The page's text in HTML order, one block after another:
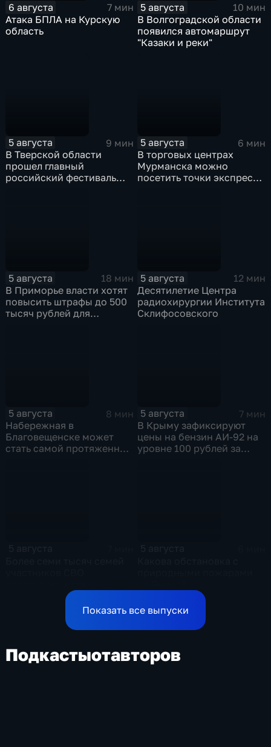
6 августа
7 мин
Атака БПЛА на Курскую
область
5 августа
10 мин
В Волгоградской области
появился автомаршрут
"Казаки и реки"
5 августа
9 мин
В Тверской области
прошел главный
российский фестиваль
5 августа
6 мин
В торговых центрах
Мурманска можно
посетить точки экспресс-
5 августа
18 мин
В Приморье власти хотят
повысить штрафы до 500
тысяч рублей для
5 августа
12 мин
Десятилетие Центра
радиохирургии Института
Склифосовского
5 августа
8 мин
Набережная в
Благовещенске может
стать самой протяженной
5 августа
7 мин
В Крыму зафиксируют
цены на бензин АИ-92 на
уровне 100 рублей за
поддержки в Ульяновской
Показать все выпуски
Подкастыотавторов